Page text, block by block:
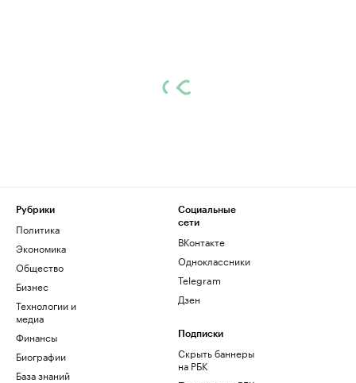
Рубрики
Политика
Экономика
Общество
Бизнес
Технологии и
медиа
Финансы
Биографии
База знаний
Социальные
сети
ВКонтакте
Одноклассники
Telegram
Дзен
Подписки
Скрыть баннеры
на РБК